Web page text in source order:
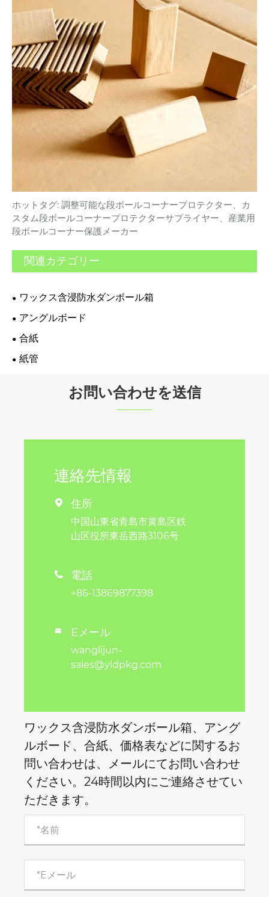
ホットタグ: 調整可能な段ボールコーナープロテクター、カ
スタム段ボールコーナープロテクターサプライヤー、産業用
段ボールコーナー保護メーカー
関連カテゴリー
ワックス含浸防水ダンボール箱
アングルボード
合紙
紙管
お問い合わせを送信
連絡先情報
 住所
中国山東省青島市黄島区鉄
山区役所東岳西路3106号
 電話
+86-13869877398
 Eメール
wanglijun-
sales@yldpkg.com
ワックス含浸防水ダンボール箱、アング
ルボード、合紙、価格表などに関するお
問い合わせは、メールにてお問い合わせ
ください。24時間以内にご連絡させてい
ただきます。